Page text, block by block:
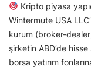
Kripto piyasa
Wintermute USA
kurum (broker-
şirketin ABD’de
borsa yatırım